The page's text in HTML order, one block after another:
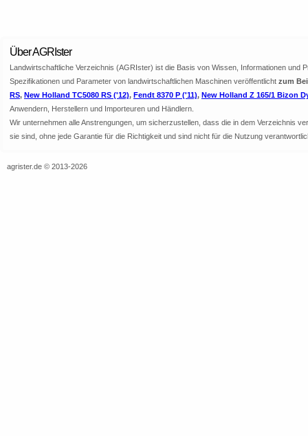
Über AGRIster
Landwirtschaftliche Verzeichnis (AGRIster) ist die Basis von Wissen, Informationen
Spezifikationen und Parameter von landwirtschaftlichen Maschinen veröffentlicht zum
RS, New Holland TC5080 RS ('12), Fendt 8370 P ('11), New Holland Z 165/1 Bizon
Anwendern, Herstellern und Importeuren und Händlern.
Wir unternehmen alle Anstrengungen, um sicherzustellen, dass die in dem Verzeichnis
sie sind, ohne jede Garantie für die Richtigkeit und sind nicht für die Nutzung
agrister.de © 2013-2026